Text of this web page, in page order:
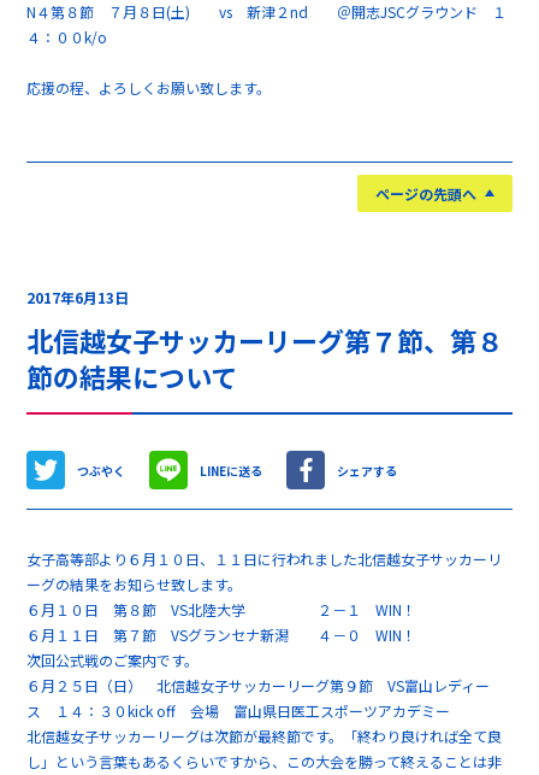
N４第８節 ７月８日(土) vs 新津２nd ＠開志JSCグラウンド １
４：００k/o
応援の程、よろしくお願い致します。
ページの先頭へ
2017年6月13日
北信越女子サッカーリーグ第７節、第８
節の結果について
つぶやく LINEに送る シェアする
女子高等部より６月１０日、１１日に行われました北信越女子サッカーリ
ーグの結果をお知らせ致します。
６月１０日 第８節 VS北陸大学 ２－１ WIN！
６月１１日 第７節 VSグランセナ新潟 ４－０ WIN！
次回公式戦のご案内です。
６月２５日（日） 北信越女子サッカーリーグ第９節 VS富山レディー
ス １４：３０kick off 会場 富山県日医工スポーツアカデミー
北信越女子サッカーリーグは次節が最終節です。「終わり良ければ全て良
し」という言葉もあるくらいですから、この大会を勝って終えることは非